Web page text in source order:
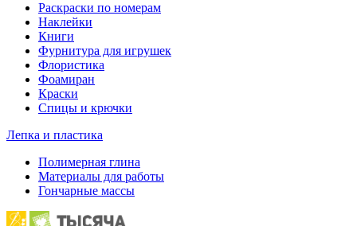
Раскраски по номерам
Наклейки
Книги
Фурнитура для игрушек
Флористика
Фоамиран
Краски
Спицы и крючки
Лепка и пластика
Полимерная глина
Материалы для работы
Гончарные массы